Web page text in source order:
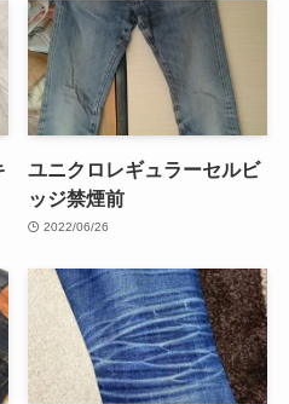
ユニクロレギュラーセルビ
ッジ禁煙前
2022/06/26